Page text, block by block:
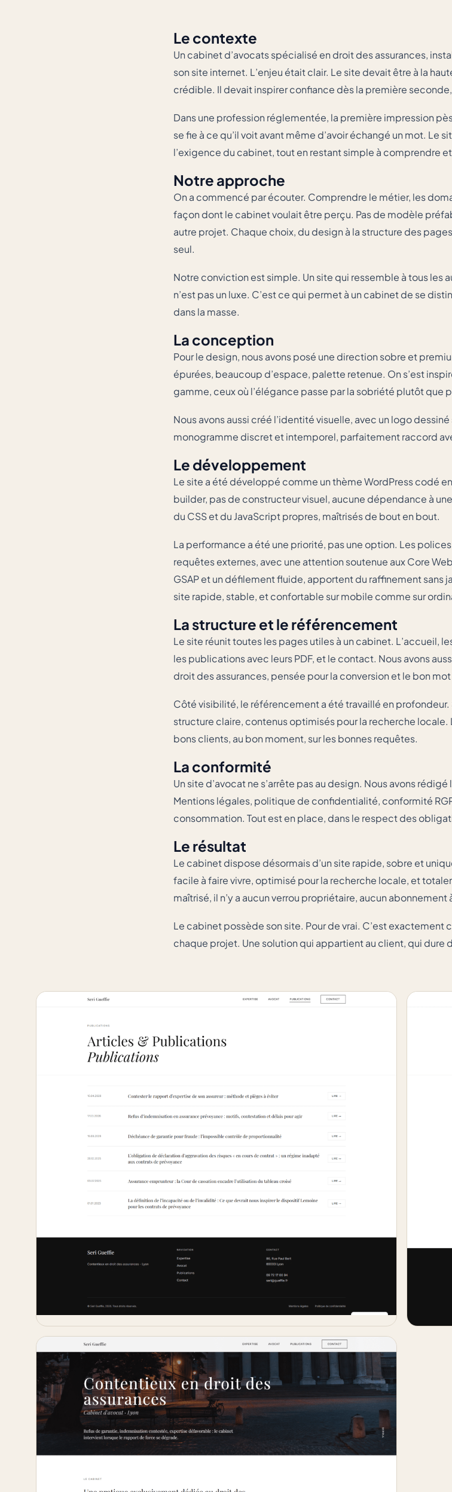
Le contexte
Un cabinet d’avocats spécialisé en droit des assurances,
son site internet. L’enjeu était clair. Le site devait être à la
crédible. Il devait inspirer confiance dès la première
Dans une profession réglementée, la première impression
se fie à ce qu’il voit avant même d’avoir échangé un mot. Le
l’exigence du cabinet, tout en restant simple à comprendre
Notre approche
On a commencé par écouter. Comprendre le métier, les
façon dont le cabinet voulait être perçu. Pas de modèle
autre projet. Chaque choix, du design à la structure des
seul.
Notre conviction est simple. Un site qui ressemble à tous les
n’est pas un luxe. C’est ce qui permet à un cabinet de se
dans la masse.
La conception
Pour le design, nous avons posé une direction sobre et
épurées, beaucoup d’espace, palette retenue. On s’est
gamme, ceux où l’élégance passe par la sobriété plutôt que
Nous avons aussi créé l’identité visuelle, avec un logo
monogramme discret et intemporel, parfaitement raccord
Le développement
Le site a été développé comme un thème WordPress codé
builder, pas de constructeur visuel, aucune dépendance à
du CSS et du JavaScript propres, maîtrisés de bout en bout.
La performance a été une priorité, pas une option. Les
requêtes externes, avec une attention soutenue aux Core
GSAP et un défilement fluide, apportent du raffinement sans
site rapide, stable, et confortable sur mobile comme sur
La structure et le référencement
Le site réunit toutes les pages utiles à un cabinet. L’accueil,
les publications avec leurs PDF, et le contact. Nous avons
droit des assurances, pensée pour la conversion et le bon
Côté visibilité, le référencement a été travaillé en profondeur.
structure claire, contenus optimisés pour la recherche
bons clients, au bon moment, sur les bonnes requêtes.
La conformité
Un site d’avocat ne s’arrête pas au design. Nous avons
Mentions légales, politique de confidentialité, conformité
consommation. Tout est en place, dans le respect des
Le résultat
Le cabinet dispose désormais d’un site rapide, sobre et
facile à faire vivre, optimisé pour la recherche locale, et
maîtrisé, il n’y a aucun verrou propriétaire, aucun
Le cabinet possède son site. Pour de vrai. C’est exactement
chaque projet. Une solution qui appartient au client, qui dure